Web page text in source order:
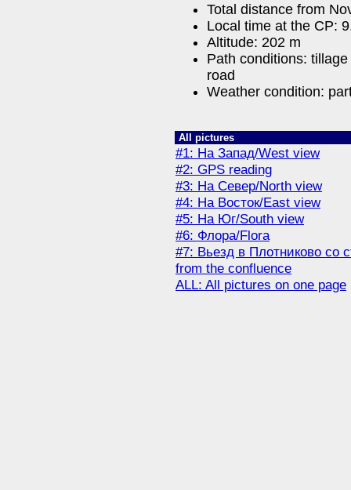
Total distance from
Local time at the CP:
Altitude: 202 m
Path conditions:
road
Weather condition:
All pictures
#1: На Запад/West view
#2: GPS reading
#3: На Север/North view
#4: На Восток/East view
#5: На Юг/South view
#6: Флора/Flora
#7: Вьезд в Плотниково со
from the confluence
ALL: All pictures on one page